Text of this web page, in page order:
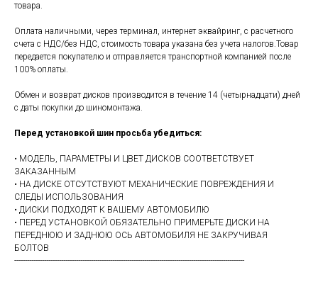
товара.
Оплата наличными, через терминал, интернет эквайринг, с расчетного
счета с НДС/без НДС, стоимость товара указана без учета налогов.Товар
передается покупателю и отправляется транспортной компанией после
100% оплаты.
Обмен и возврат дисков производится в течение 14 (четырнадцати) дней
с даты покупки до шиномонтажа.
Перед установкой шин просьба убедиться:
• МОДЕЛЬ, ПАРАМЕТРЫ И ЦВЕТ ДИСКОВ СООТВЕТСТВУЕТ
ЗАКАЗАННЫМ
• НА ДИСКЕ ОТСУТСТВУЮТ МЕХАНИЧЕСКИЕ ПОВРЕЖДЕНИЯ И
СЛЕДЫ ИСПОЛЬЗОВАНИЯ
• ДИСКИ ПОДХОДЯТ К ВАШЕМУ АВТОМОБИЛЮ
• ПЕРЕД УСТАНОВКОЙ ОБЯЗАТЕЛЬНО ПРИМЕРЬТЕ ДИСКИ НА
ПЕРЕДНЮЮ И ЗАДНЮЮ ОСЬ АВТОМОБИЛЯ НЕ ЗАКРУЧИВАЯ
БОЛТОВ
------------------------------------------------------------------------------------------------------------